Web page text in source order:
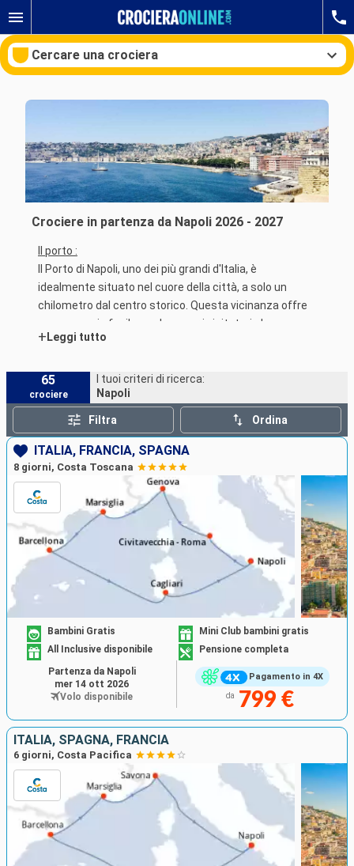
Cercare una crociera
Le nostre destinazioni
Mesi di partenza
Porti Compagnie
Crociere in partenza da Napoli 2026 - 2027
Il porto :
Il Porto di Napoli, uno dei più grandi d'Italia, è
idealmente situato nel cuore della città, a solo un
chilometro dal centro storico. Questa vicinanza offre
un passaggio facile e veloce per i visitatori che
desiderano esplorare Napoli, con una varietà di opzioni
passeggiata che fornisce un accesso diretto
all'atmosfera vibrante e alla ricca cultura della città.
+Leggi tutto
65
crociere
I tuoi criteri di ricerca:
Napoli
Filtra Ordina
ITALIA, FRANCIA, SPAGNA
8 giorni, Costa Toscana
Pagamento in 4X
Bambini Gratis
Mini Club bambini gratis
All Inclusive disponibile
Pensione completa
da 799 €
Partenza da Napoli
mer 14 ott 2026
Volo disponibile
ITALIA, SPAGNA, FRANCIA
6 giorni, Costa Pacifica